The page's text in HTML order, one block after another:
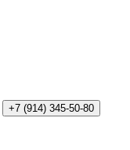
+7 (914) 345-50-80